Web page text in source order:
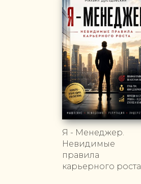
Я - Менеджер.
Невидимые
правила
карьерного роста